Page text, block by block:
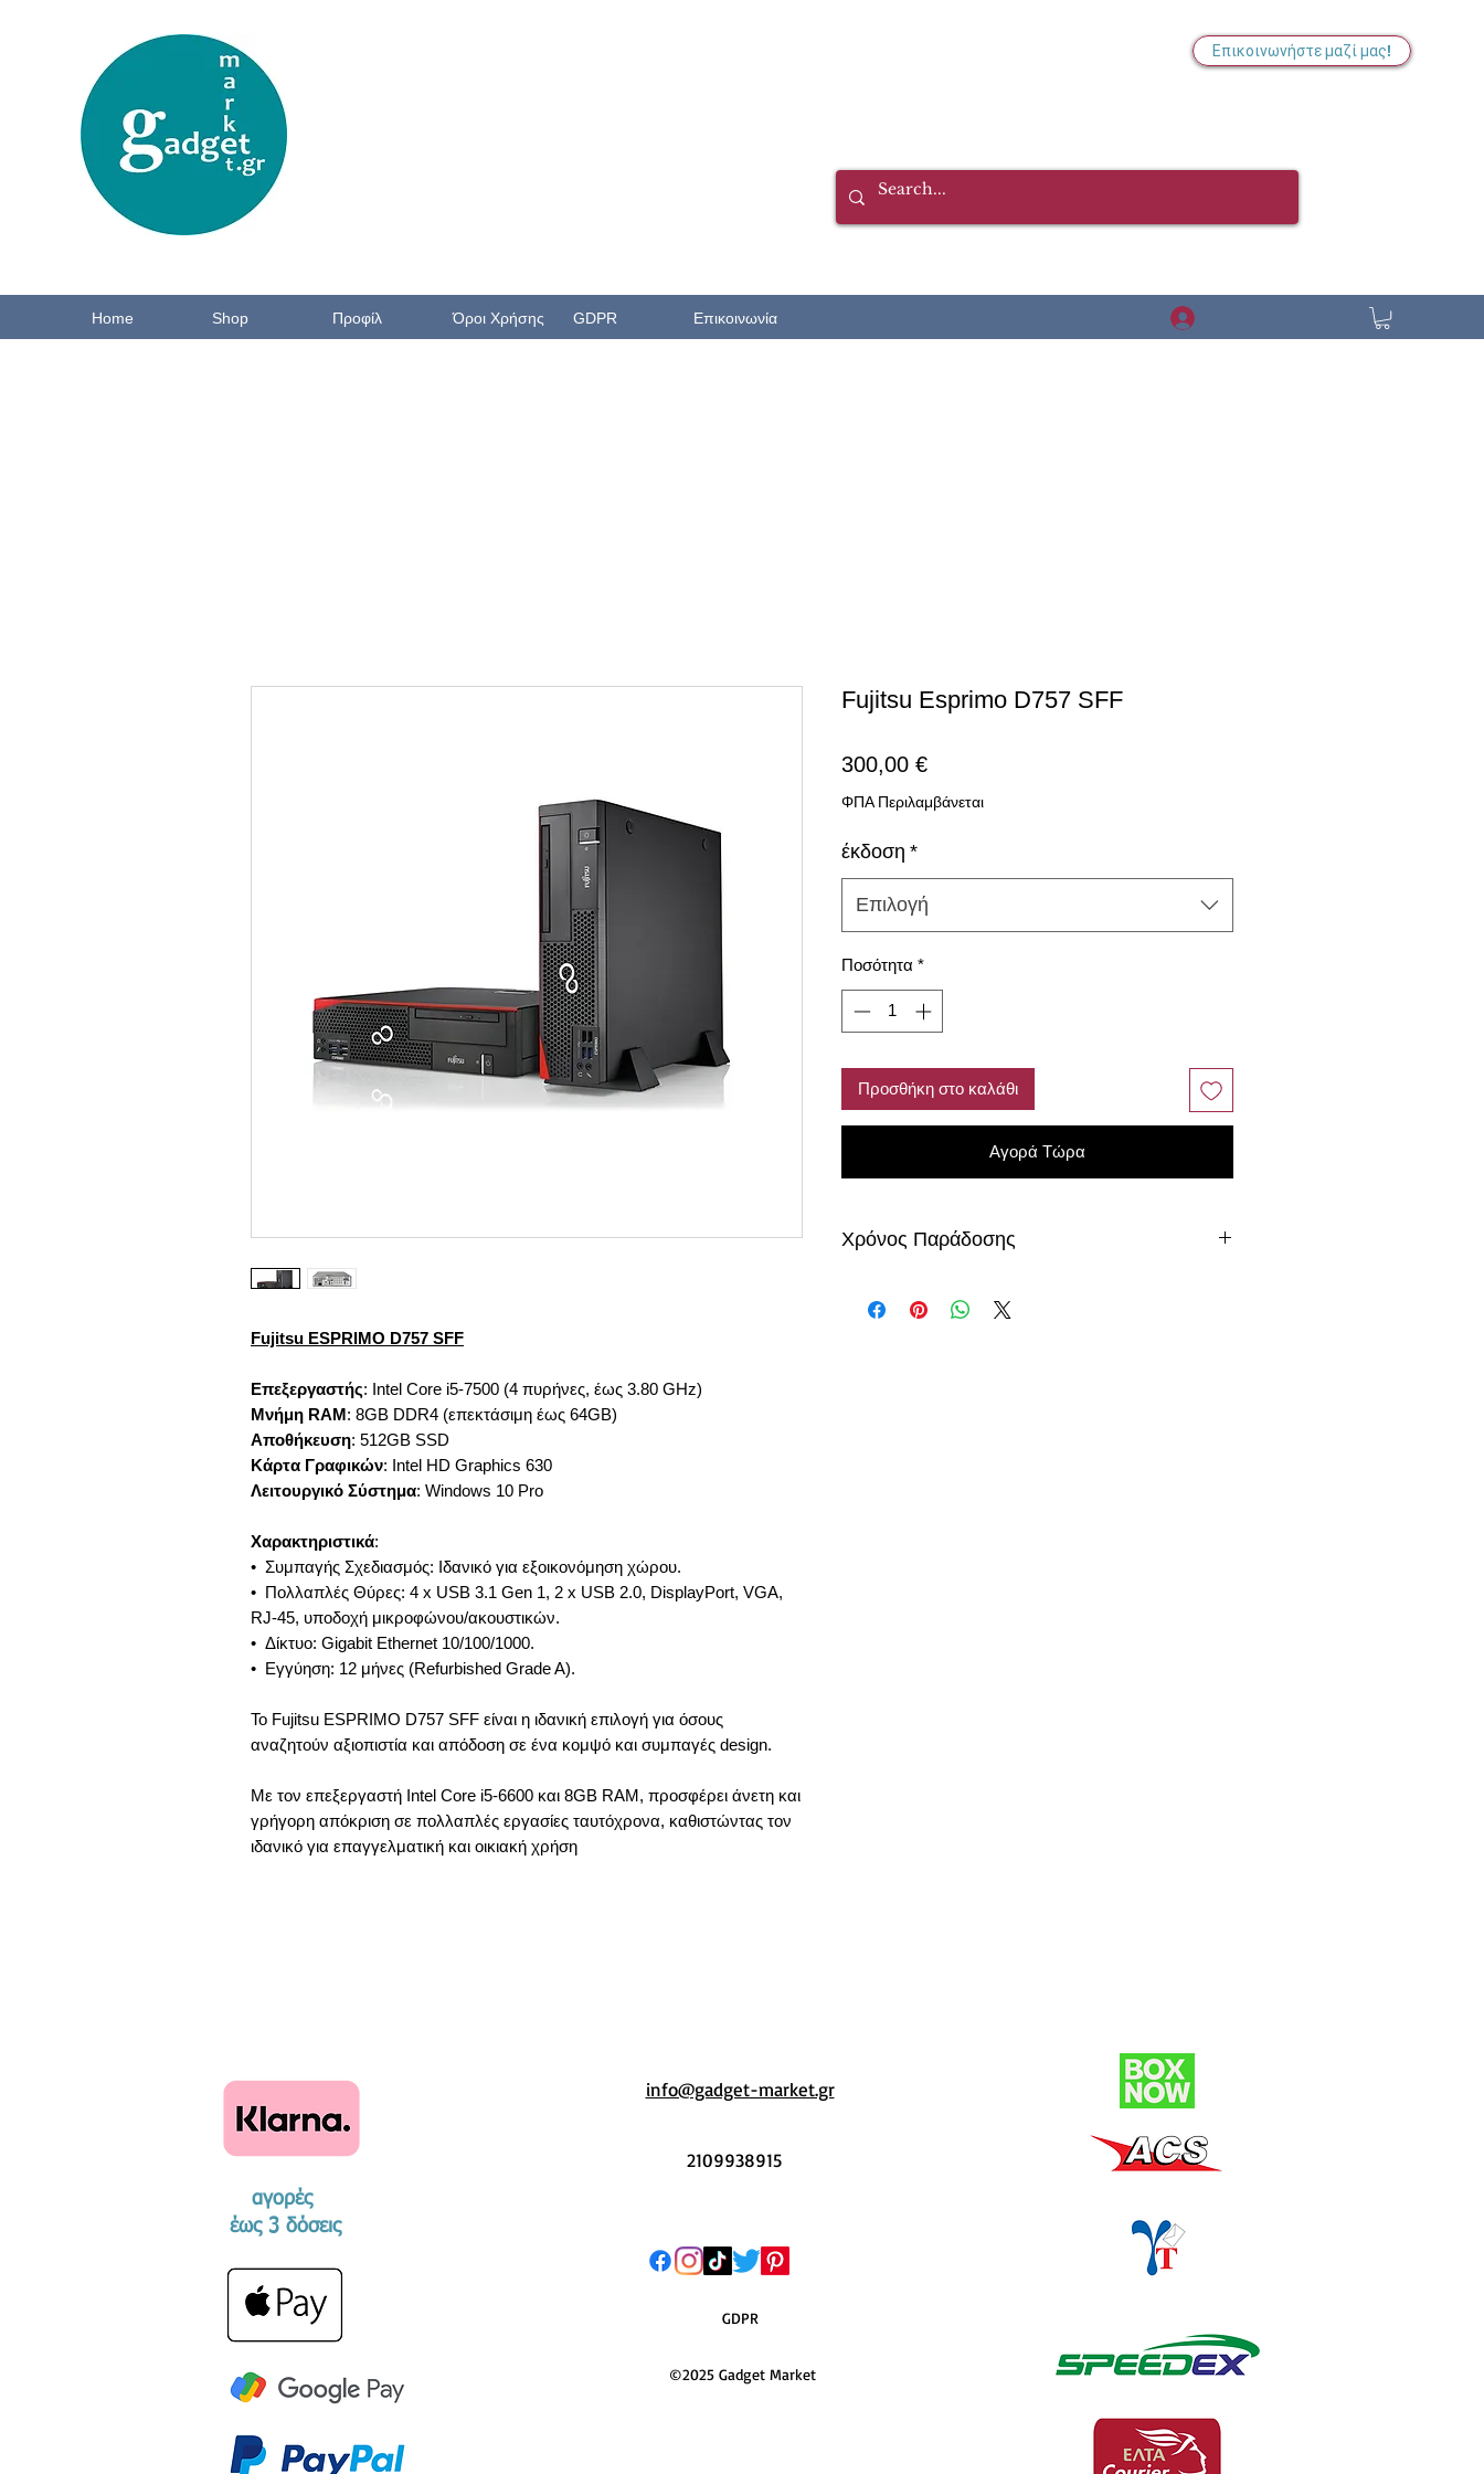
Επικοινωνήστε μαζί μας!
Home Shop Προφίλ Όροι Χρήσης GDPR Επικοινωνία
Fujitsu ESPRIMO D757 SFF
Επεξεργαστής: Intel Core i5-7500 (4 πυρήνες, έως 3.80 GHz)
Μνήμη RAM: 8GB DDR4 (επεκτάσιμη έως 64GB)
Αποθήκευση: 512GB SSD
Κάρτα Γραφικών: Intel HD Graphics 630
Λειτουργικό Σύστημα: Windows 10 Pro
Χαρακτηριστικά:
• Συμπαγής Σχεδιασμός: Ιδανικό για εξοικονόμηση χώρου.
• Πολλαπλές Θύρες: 4 x USB 3.1 Gen 1, 2 x USB 2.0, DisplayPort, VGA,
RJ-45, υποδοχή μικροφώνου/ακουστικών.
• Δίκτυο: Gigabit Ethernet 10/100/1000.
• Εγγύηση: 12 μήνες (Refurbished Grade A).
Το Fujitsu ESPRIMO D757 SFF είναι η ιδανική επιλογή για όσους
αναζητούν αξιοπιστία και απόδοση σε ένα κομψό και συμπαγές design.
Με τον επεξεργαστή Intel Core i5-6600 και 8GB RAM, προσφέρει άνετη και
γρήγορη απόκριση σε πολλαπλές εργασίες ταυτόχρονα, καθιστώντας τον
ιδανικό για επαγγελματική και οικιακή χρήση
Fujitsu Esprimo D757 SFF
300,00 €Τιμή
ΦΠΑ Περιλαμβάνεται
έκδοση *
Επιλογή
Ποσότητα *
Προσθήκη στο καλάθι
Αγορά Τώρα
Χρόνος Παράδοσης
αγορές
​έως 3 δόσεις
info@gadget-market.gr
2109938915
GDPR
©2025 Gadget Market